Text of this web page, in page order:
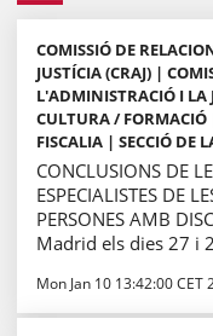
COMISSIÓ DE
JUSTÍCIA (CRAJ) |
L'ADMINISTRACIÓ I LA
CULTURA / FORMACIÓ
FISCALIA | SECCIÓ DE
CONCLUSIONS DE
ESPECIALISTES DE
PERSONES AMB
Madrid els dies 27 i
Mon Jan 10 13:42:00 CET